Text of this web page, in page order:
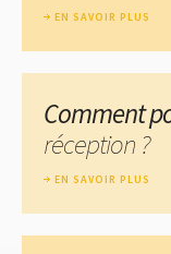
EN SAVOIR PLUS
Comment
réception ?
EN SAVOIR PLUS